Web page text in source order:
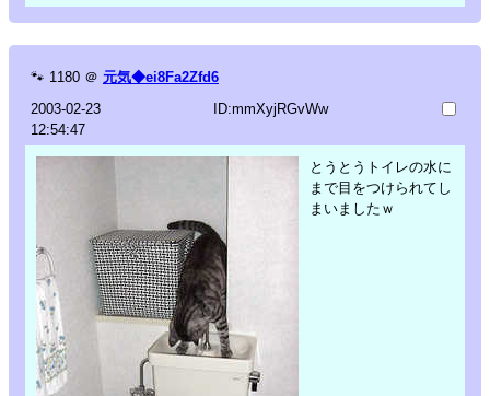
🐾 1180 ＠ 元気◆ei8Fa2Zfd6
2003-02-23
12:54:47
ID:mmXyjRGvWw
とうとうトイレの水に
まで目をつけられてし
まいましたｗ